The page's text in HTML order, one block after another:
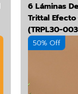
6 Láminas
Trittal
(TRPL30-
50% Off